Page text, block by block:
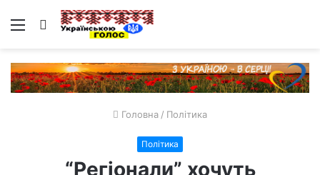
Меню Пошук
Головна / Політика
Політика
“Регіонали” хочуть